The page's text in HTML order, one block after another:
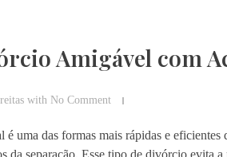
Amigável com
with No Comment
uma das formas mais rápidas e eficientes
da separação. Esse tipo de divórcio evita